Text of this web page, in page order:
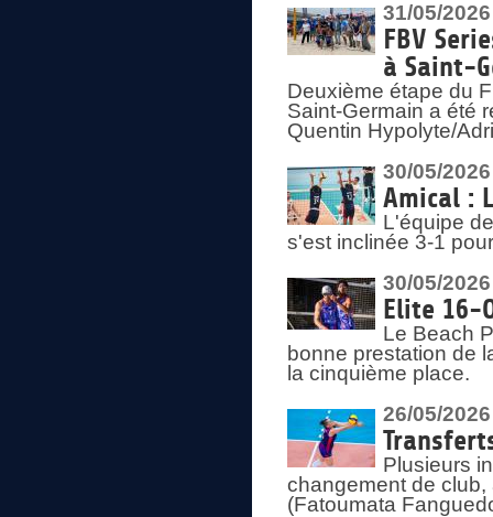
31/05/2026
FBV
à Saint-
Deuxième étape du
Saint-Germain a été
Quentin Hypolyte/
30/05/2026
Amical :
L'équipe
s'est inclinée 3-1
30/05/2026
Elite 16-
Le Beach
bonne prestation de
la cinquième place.
26/05/2026
Plusieurs
changement de
(Fatoumata